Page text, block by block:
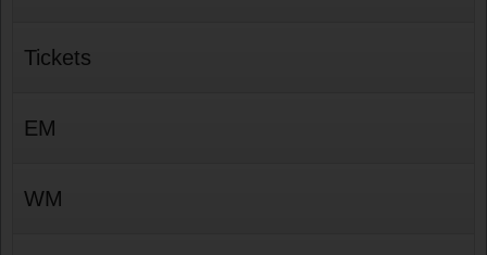
Tickets
EM
WM